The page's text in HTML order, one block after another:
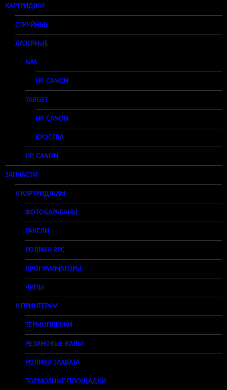
КАРТРИДЖИ
СТРУЙНЫЕ
ЛАЗЕРНЫЕ
NAS
HP, CANON
TARGET
HP, CANON
KYOCERA
HP, CANON
ЗАПЧАСТИ
К КАРТРИДЖАМ
ФОТОБАРАБАНЫ
РАКЕЛИ
РОЛИКИ RPC
ПРОГРАММАТОРЫ
ЧИПЫ
К ПРИНТЕРАМ
ТЕРМОПЛЕНКИ
РЕЗИНОВЫЕ ВАЛЫ
РОЛИКИ ЗАХВАТА
ТОРМОЗНЫЕ ПЛОЩАДКИ